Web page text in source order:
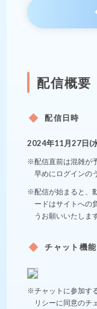
配信概要
配信日時
2024年11月27日(
※配信直前は混雑が
早めにログインの
※配信が始まると、
ードはサイトへの
うお願いいたします
チャット機
※チャットに参加す
リシーに同意のチ